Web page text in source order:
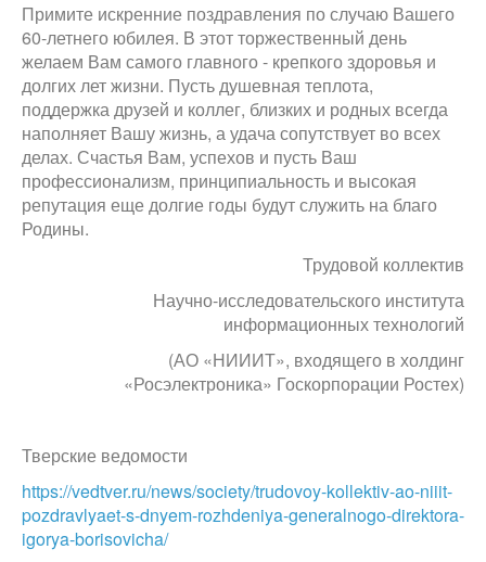
Примите искренние поздравления по случаю Вашего
60-летнего юбилея. В этот торжественный день
желаем Вам самого главного - крепкого здоровья и
долгих лет жизни. Пусть душевная теплота,
поддержка друзей и коллег, близких и родных всегда
наполняет Вашу жизнь, а удача сопутствует во всех
делах. Счастья Вам, успехов и пусть Ваш
профессионализм, принципиальность и высокая
репутация еще долгие годы будут служить на благо
Родины.
Трудовой коллектив
Научно-исследовательского института
информационных технологий
(АО «НИИИТ», входящего в холдинг
«Росэлектроника» Госкорпорации Ростех)
Тверские ведомости
https://vedtver.ru/news/society/trudovoy-kollektiv-ao-niiit-
pozdravlyaet-s-dnyem-rozhdeniya-generalnogo-direktora-
igorya-borisovicha/